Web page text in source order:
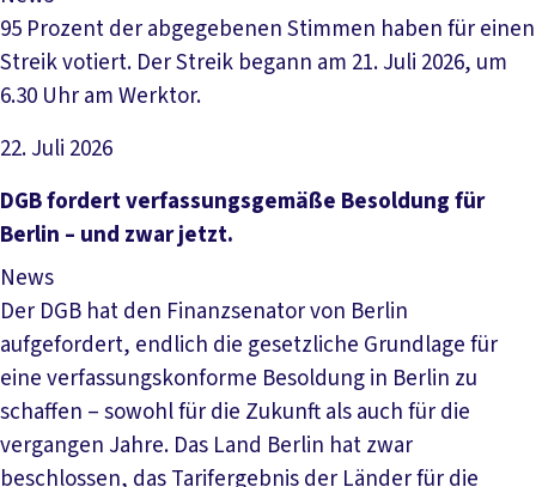
95 Prozent der abgegebenen Stimmen haben für einen
Streik votiert. Der Streik begann am 21. Juli 2026, um
6.30 Uhr am Werktor.
22. Juli 2026
Artikel lesen
DGB fordert verfassungsgemäße Besoldung für
Berlin – und zwar jetzt.
News
Der DGB hat den Finanzsenator von Berlin
aufgefordert, endlich die gesetzliche Grundlage für
eine verfassungskonforme Besoldung in Berlin zu
schaffen – sowohl für die Zukunft als auch für die
vergangen Jahre. Das Land Berlin hat zwar
beschlossen, das Tarifergebnis der Länder für die